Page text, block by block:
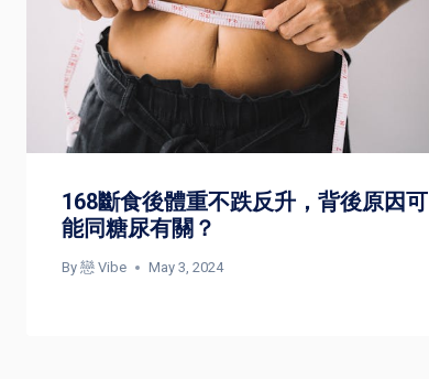
168斷食後體重不跌反升，背後原因可
能同糖尿有關？
By 戀 Vibe May 3, 2024